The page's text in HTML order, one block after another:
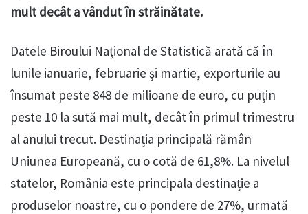
mult decât a vândut în străinătate.
Datele Biroului Național de Statistică arată că în
lunile ianuarie, februarie și martie, exporturile au
însumat peste 848 de milioane de euro, cu puțin
peste 10 la sută mai mult, decât în primul trimestru
al anului trecut. Destinația principală rămân
Uniunea Europeană, cu o cotă de 61,8%. La nivelul
statelor, România este principala destinație a
produselor noastre, cu o pondere de 27%, urmată